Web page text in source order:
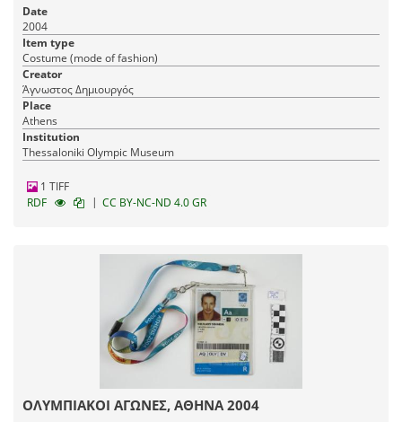
Date
2004
Item type
Costume (mode of fashion)
Creator
Άγνωστος Δημιουργός
Place
Athens
Institution
Thessaloniki Olympic Museum
1 TIFF
RDF
| CC BY-NC-ND 4.0 GR
ΟΛΥΜΠΙΑΚΟΙ ΑΓΩΝΕΣ, ΑΘΗΝΑ 2004